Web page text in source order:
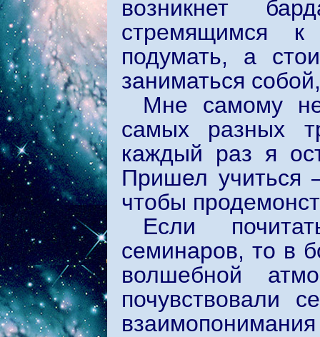
возникнет
стремящимся
подумать, а
заниматься
Мне самому не
самых разных
каждый раз я
Пришел учиться
чтобы
Если
семинаров, то в
волшебной
почувствовали